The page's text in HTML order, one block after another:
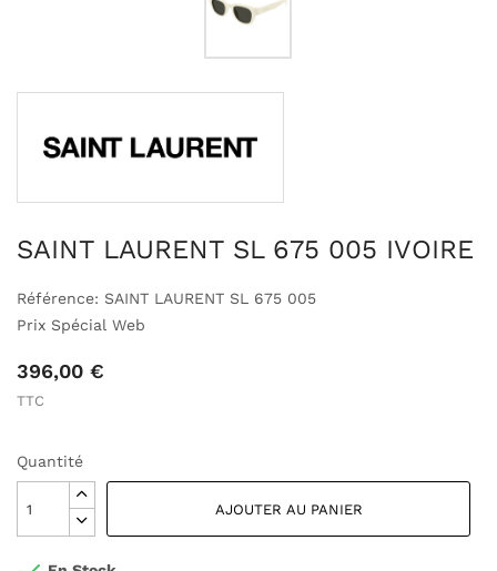
SAINT LAURENT SL 675 005 IVOIRE
Référence: SAINT LAURENT SL 675 005
Prix Spécial Web
396,00 €
TTC
Quantité
AJOUTER AU PANIER